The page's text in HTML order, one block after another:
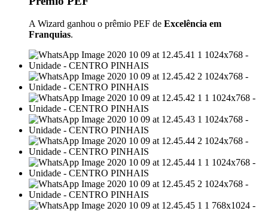
A Wizard ganhou o prêmio PEF de Excelência em
Franquias.